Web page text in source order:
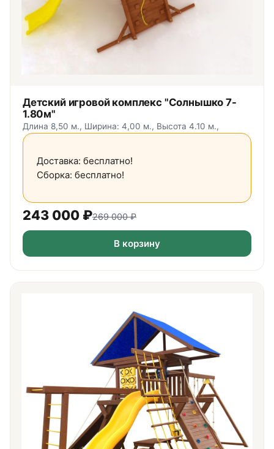
Детский игровой комплекс "Солнышко 7-
1.80м"
Длина 8,50 м., Ширина: 4,00 м., Высота 4.10 м.,
Доставка: бесплатно!
Сборка: бесплатно!
243 000 ₽269 000₽
В корзину